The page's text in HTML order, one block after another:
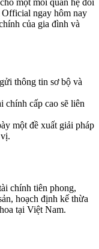
một mối quan hệ đối
ngay hôm nay
của gia đình và
thông tin sơ bộ và
chính cấp cao sẽ liên
một đề xuất giải pháp
chính tiên phong,
hoạch định kế thừa
tại Việt Nam.